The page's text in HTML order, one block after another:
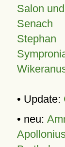
Salon
Senach
Stephan
• Update:
• neu: